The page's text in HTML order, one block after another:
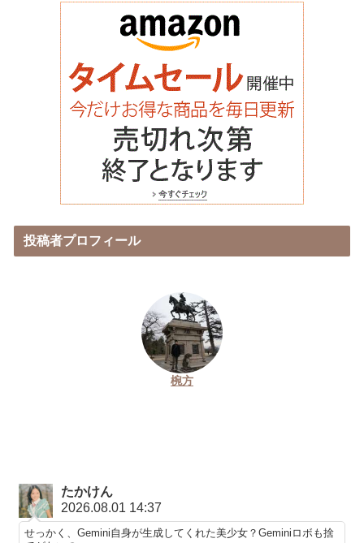
投稿者プロフィール
椀方
たかけん
2026.08.01 14:37
せっかく、Gemini自身が生成してくれた美少女？Geminiロボも捨